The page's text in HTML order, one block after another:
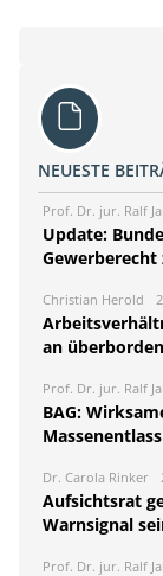
NEUESTE
Prof. Dr. jur. Ralf
Update:
Gewerberecht
Christian Herold
an
Prof. Dr. jur. Ralf
BAG:
Dr. Carola Rinker
Aufsichtsrat
Warnsignal
Prof. Dr. jur. Ralf